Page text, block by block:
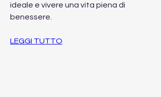
ideale e vivere una vita piena di
benessere.
LEGGI TUTTO